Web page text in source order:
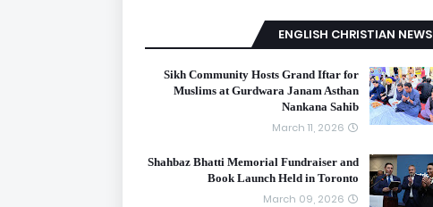
ENGLISH CHRISTIAN NEWS
Sikh Community Hosts Grand Iftar for
Muslims at Gurdwara Janam Asthan
Nankana Sahib
March 11, 2026
Shahbaz Bhatti Memorial Fundraiser and
Book Launch Held in Toronto
March 09, 2026